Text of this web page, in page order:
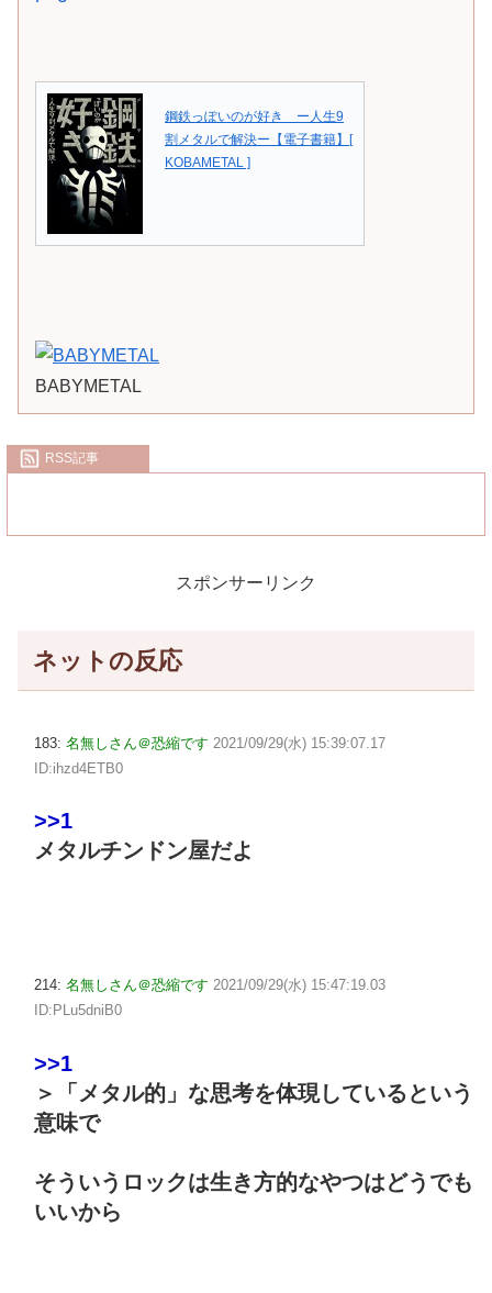
鋼鉄っぽいのが好き ー人生9
割メタルで解決ー【電子書籍】[
KOBAMETAL ]
BABYMETAL
RSS記事
スポンサーリンク
ネットの反応
183: 名無しさん＠恐縮です 2021/09/29(水) 15:39:07.17
ID:ihzd4ETB0
>>1
メタルチンドン屋だよ
214: 名無しさん＠恐縮です 2021/09/29(水) 15:47:19.03
ID:PLu5dniB0
>>1
＞「メタル的」な思考を体現しているという
意味で
そういうロックは生き方的なやつはどうでも
いいから